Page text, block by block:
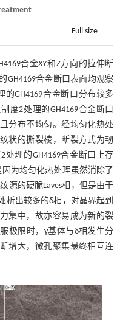
Full size
合金XY和 Z方向的拉伸断
GH4169合金断口表面均观察
GH4169合金断口分布较多
度2处理的GH4169合金断口
分布不均匀。经均匀化热处
状的撕裂棱，断裂方式为韧
理的GH4169合金断口上存
为均匀化热处理虽然消除了
源的硬脆Laves相，但是由于
析出较多的δ相，对晶界起到
集中，故亦容易成为新的裂
极限时，γ基体与δ相发生分
增大，微孔聚集最终相互连